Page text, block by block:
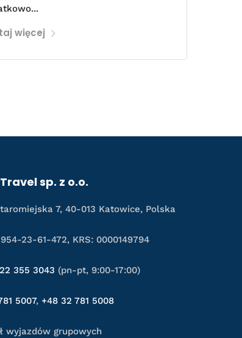
więcej
sp. z o.o.
7, 40-013 Katowice, Polska
23-61-472, KRS: 0000149794
355 3043 (pn-pt, 9:00-17:00)
5007,+48 32 781 5008
wyjazdów grupowych